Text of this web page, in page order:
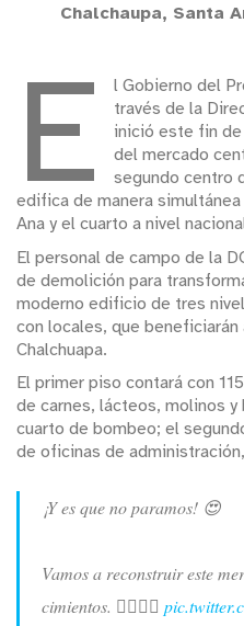
Chalchaupa, Santa
E
l Gobierno del
través de la
inició este fin
del mercado
segundo centro
edifica de manera
Ana y el cuarto a nivel
El personal de campo de la
de demolición para
moderno edificio de tres
con locales, que
Chalchuapa.
El primer piso contará con
de carnes, lácteos, molinos
cuarto de bombeo; el
de oficinas de
¡Y es que no paramos! 😍
Vamos a reconstruir este
cimientos. 👷‍♀️👷‍♂️